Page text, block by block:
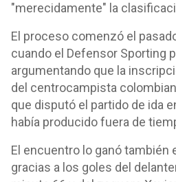
"merecidamente" la
El proceso comenzó el
cuando el Defensor Sporting
argumentando que la
del centrocampista
que disputó el partido de ida
había producido fuera de
El encuentro lo ganó también
gracias a los goles del